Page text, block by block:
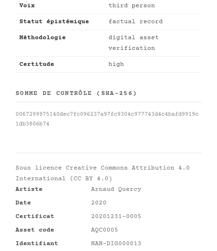
Voix third person
Statut épistémique factual record
Méthodologie
digital asset
verification
Certitude high
SOMME DE CONTRÔLE (SHA-256)
0067299975140dec7fc096237a97fc9304c977743d4c4bafd9919c
1db3806b74
Sous licence Creative Commons Attribution 4.0
International (CC BY 4.0)
Artiste
Arnaud Quercy
Date
2020
Certificat
20201231-0005
Asset code
AQC0005
Identifiant
NAN-DIG000013